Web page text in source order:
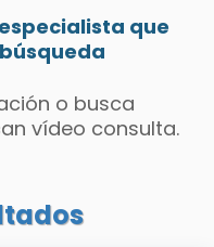
que
o busca
vídeo consulta.